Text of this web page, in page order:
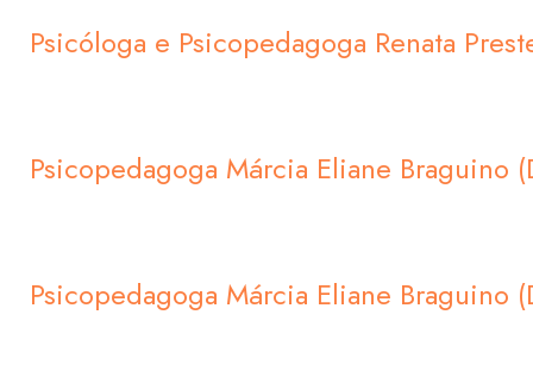
Psicóloga e Psicopedagoga Renata
Psicopedagoga Márcia Eliane Braguino
Psicopedagoga Márcia Eliane Braguino